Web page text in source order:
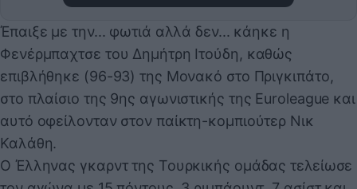
Έπαιξε με την... φωτιά αλλά δεν... κάηκε η
Φενέρμπαχτσε του Δημήτρη Ιτούδη, καθώς
επιβλήθηκε (96-93) της Μονακό στο Πριγκιπάτο,
στο πλαίσιο της 9ης αγωνιστικής της Euroleague και
αυτό οφείλονταν στον παίκτη-κομπιούτερ Νικ
Καλάθη.
Ο Έλληνας γκαρντ της Τουρκικής ομάδας τελείωσε